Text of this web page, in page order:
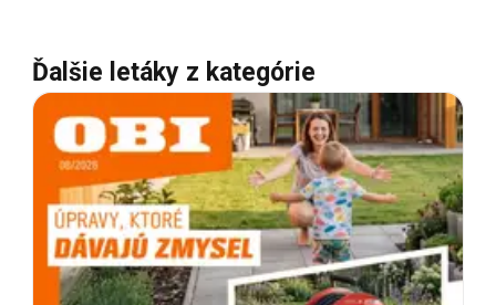
Ďalšie letáky z kategórie